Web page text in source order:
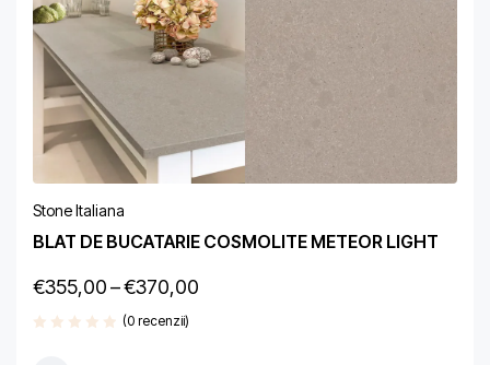
Stone Italiana
BLAT DE BUCATARIE COSMOLITE METEOR LIGHT
€355,00–€370,00
(0 recenzii)